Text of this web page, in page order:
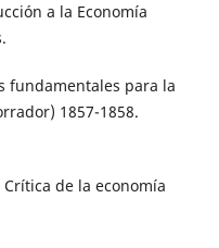
a la Economía
fundamentales para la
1857-1858.
de la economía